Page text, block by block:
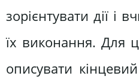
зорієнтувати дії і
їх виконання. Для
описувати